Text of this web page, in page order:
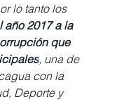
lo tanto los
año 2017 a la
que
, una de
con la
Deporte y